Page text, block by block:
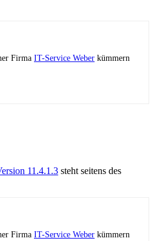
Firma IT-Service Weber kümmern
11.4.1.3 steht seitens des
Firma IT-Service Weber kümmern